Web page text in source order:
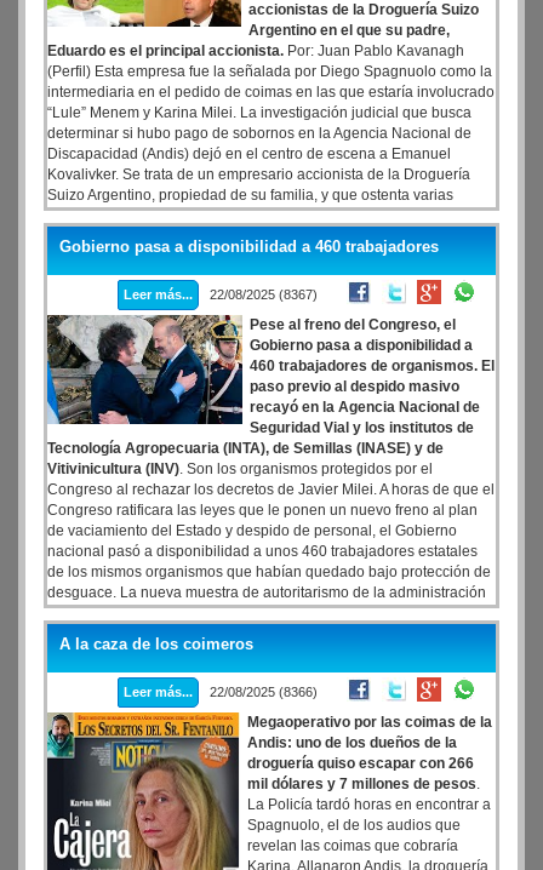
accionistas de la Droguería Suizo
Argentino en el que su padre,
Eduardo es el principal accionista. Por: Juan Pablo Kavanagh
(Perfil) Esta empresa fue la señalada por Diego Spagnuolo como la
intermediaria en el pedido de coimas en las que estaría involucrado
“Lule” Menem y Karina Milei. La investigación judicial que busca
determinar si hubo pago de sobornos en la Agencia Nacional de
Discapacidad (Andis) dejó en el centro de escena a Emanuel
Kovalivker. Se trata de un empresario accionista de la Droguería
Suizo Argentino, propiedad de su familia, y que ostenta varias
conexiones, que alcanzan a Mauricio Macri y Eduardo “Lule”
Menem.
Gobierno pasa a disponibilidad a 460 trabajadores
Leer más... 22/08/2025 (8367)
Pese al freno del Congreso, el
Gobierno pasa a disponibilidad a
460 trabajadores de organismos. El
paso previo al despido masivo
recayó en la Agencia Nacional de
Seguridad Vial y los institutos de
Tecnología Agropecuaria (INTA), de Semillas (INASE) y de
Vitivinicultura (INV). Son los organismos protegidos por el
Congreso al rechazar los decretos de Javier Milei. A horas de que el
Congreso ratificara las leyes que le ponen un nuevo freno al plan
de vaciamiento del Estado y despido de personal, el Gobierno
nacional pasó a disponibilidad a unos 460 trabajadores estatales
de los mismos organismos que habían quedado bajo protección de
desguace. La nueva muestra de autoritarismo de la administración
de Javier Milei fue formalizada a través de sendas resoluciones
publicadas esta mañana en el Boletín Oficial, en una clara muestra
de premeditación y alevosía
A la caza de los coimeros
Leer más... 22/08/2025 (8366)
Megaoperativo por las coimas de la
Andis: uno de los dueños de la
droguería quiso escapar con 266
mil dólares y 7 millones de pesos.
La Policía tardó horas en encontrar a
Spagnuolo, el de los audios que
revelan las coimas que cobraría
Karina. Allanaron Andis, la droguería